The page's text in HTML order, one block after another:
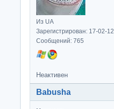
Из UA
Зарегистрирован: 17-02-12
Сообщений: 765
Неактивен
Babusha